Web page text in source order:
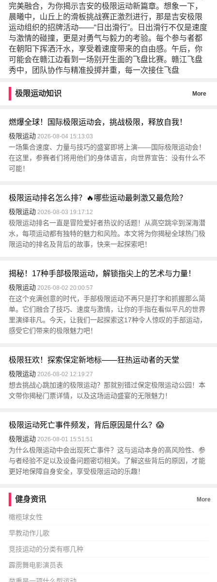
完美融合，为你揭示吉安的极限运动新篇章。想象一下，
晨曦中，山丘上的滑板挑战赛正激烈进行，那是吉安极限
运动组织的招牌活动——“日出滑行”。日出滑行不仅是速度
与激情的碰撞，更是对勇气与毅力的考验。每个参与者都
在朝阳下挥洒汗水，享受着速度带来的自由感。午后，你
可能会在赣江边看到一场别开生面的飞盘比赛。赣江飞盘
秀中，团队协作与精准投掷并重，每一次接住飞盘
极限运动知识 More
燃爆全球！国际极限运动会，挑战极限，释放自我！
极限运动2026-08-04 15:13:03
一场集合速度、力量与技巧的盛宴即将上演——国际极限运动会！
在这里，参赛者们将用他们的身体语言，向世界宣告：没有什么不
可能！
极限运动排名怎么排？🔥哪些运动最刺激又最危险？
极限运动2026-08-03 19:17:12
极限运动排名一直是冒险爱好者热议的话题！从高空跳伞到深海潜
水，每项运动都有独特的魅力和风险。本文将为你揭秘全球热门极
限运动的排名及背后的故事，快来一起探索吧！
揭秘！17种手部极限运动，解锁指尖上的艺术与力量！
极限运动2026-08-02 20:00:57
在这个充满创意的时代，手部极限运动不再只是打字和抓握那么简
单。它们融合了技巧、速度与激情，让你的手指在看似平凡的世界
里演绎非凡。今天，让我们一起探索这17种令人惊叹的手部运动，
感受它们带来的极限魅力吧！
极限狂欢！探索保定新地标——狂热运动者的天堂
极限运动2026-08-02 12:19:27
想去挑战心跳加速的极限运动？那就别错过保定极限运动公园！本
文带你揭秘门票详情，以及这场运动盛宴的无限魅力！
极限运动死亡事件频发，背后原因是什么？😱
极限运动2026-08-01 15:51:51
为什么极限运动中会出现死亡事件？这与运动本身的高风险性、参
与者经验不足以及设备问题密切相关。了解这些背后的原因，才能
更好地保障自身安全，享受极限运动的乐趣！
健身资讯 More
橄榄球女性
早教动作儿歌
竞技运动的分类有哪几种
霹雳舞电影演员表